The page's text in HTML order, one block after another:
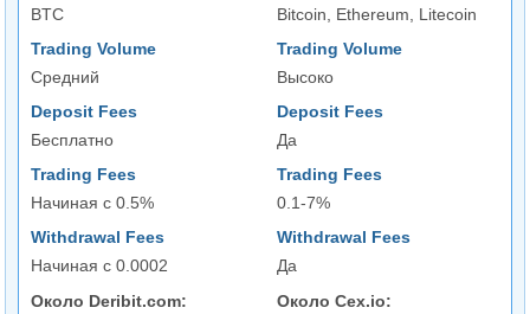
BTC
Bitcoin, Ethereum, Litecoin
Trading Volume
Средний
Trading Volume
Высоко
Deposit Fees
Бесплатно
Deposit Fees
Да
Trading Fees
Начиная с 0.5%
Trading Fees
0.1-7%
Withdrawal Fees
Начиная с 0.0002
Withdrawal Fees
Да
Около Deribit.com:
Около Cex.io: